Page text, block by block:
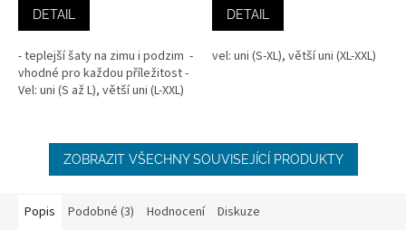
5
hvězdiček.
DETAIL
- teplejší šaty na zimu i podzim -
vhodné pro každou příležitost -
Vel: uni (S až L), větší uni (L-XXL)
5
DETAIL
vel: uni (S-XL), větší uni (XL-XXL)
ZOBRAZIT VŠECHNY SOUVISEJÍCÍ PRODUKTY
Popis Podobné (3) Hodnocení Diskuze